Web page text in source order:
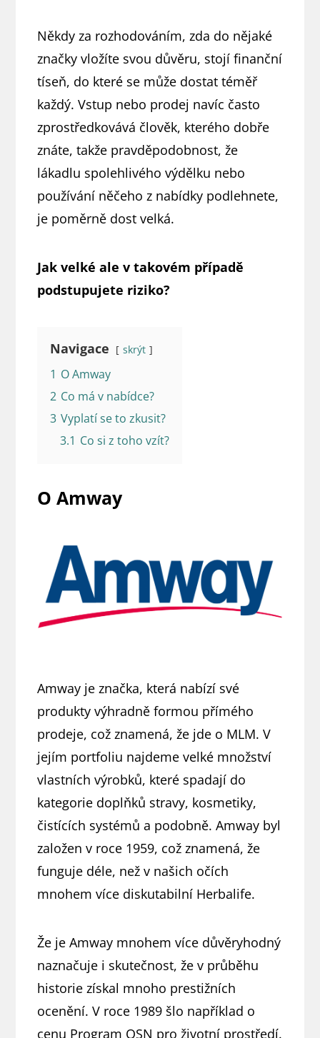
Někdy za rozhodováním, zda do nějaké
značky vložíte svou důvěru, stojí finanční
tíseň, do které se může dostat téměř
každý. Vstup nebo prodej navíc často
zprostředkovává člověk, kterého dobře
znáte, takže pravděpodobnost, že
lákadlu spolehlivého výdělku nebo
používání něčeho z nabídky podlehnete,
je poměrně dost velká.
Jak velké ale v takovém případě
podstupujete riziko?
Navigace skrýt
1 O Amway
2 Co má v nabídce?
3 Vyplatí se to zkusit?
3.1 Co si z toho vzít?
O Amway
Amway je značka, která nabízí své
produkty výhradně formou přímého
prodeje, což znamená, že jde o MLM. V
jejím portfoliu najdeme velké množství
vlastních výrobků, které spadají do
kategorie doplňků stravy, kosmetiky,
čistících systémů a podobně. Amway byl
založen v roce 1959, což znamená, že
funguje déle, než v našich očích
mnohem více diskutabilní Herbalife.
Že je Amway mnohem více důvěryhodný
naznačuje i skutečnost, že v průběhu
historie získal mnoho prestižních
ocenění. V roce 1989 šlo například o
cenu Program OSN pro životní prostředí.